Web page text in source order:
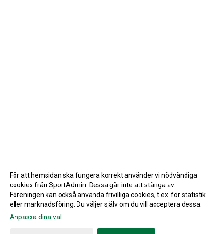
Gå till Webbversion
För att hemsidan ska fungera korrekt använder vi nödvändiga
cookies från SportAdmin. Dessa går inte att stänga av.
Föreningen kan också använda frivilliga cookies, t.ex. för statistik
eller marknadsföring. Du väljer själv om du vill acceptera dessa.
Anpassa dina val